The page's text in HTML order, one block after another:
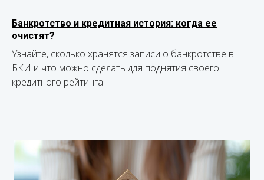
Банкротство и кредитная история: когда ее
очистят?
Узнайте, сколько хранятся записи о банкротстве в
БКИ и что можно сделать для поднятия своего
кредитного рейтинга